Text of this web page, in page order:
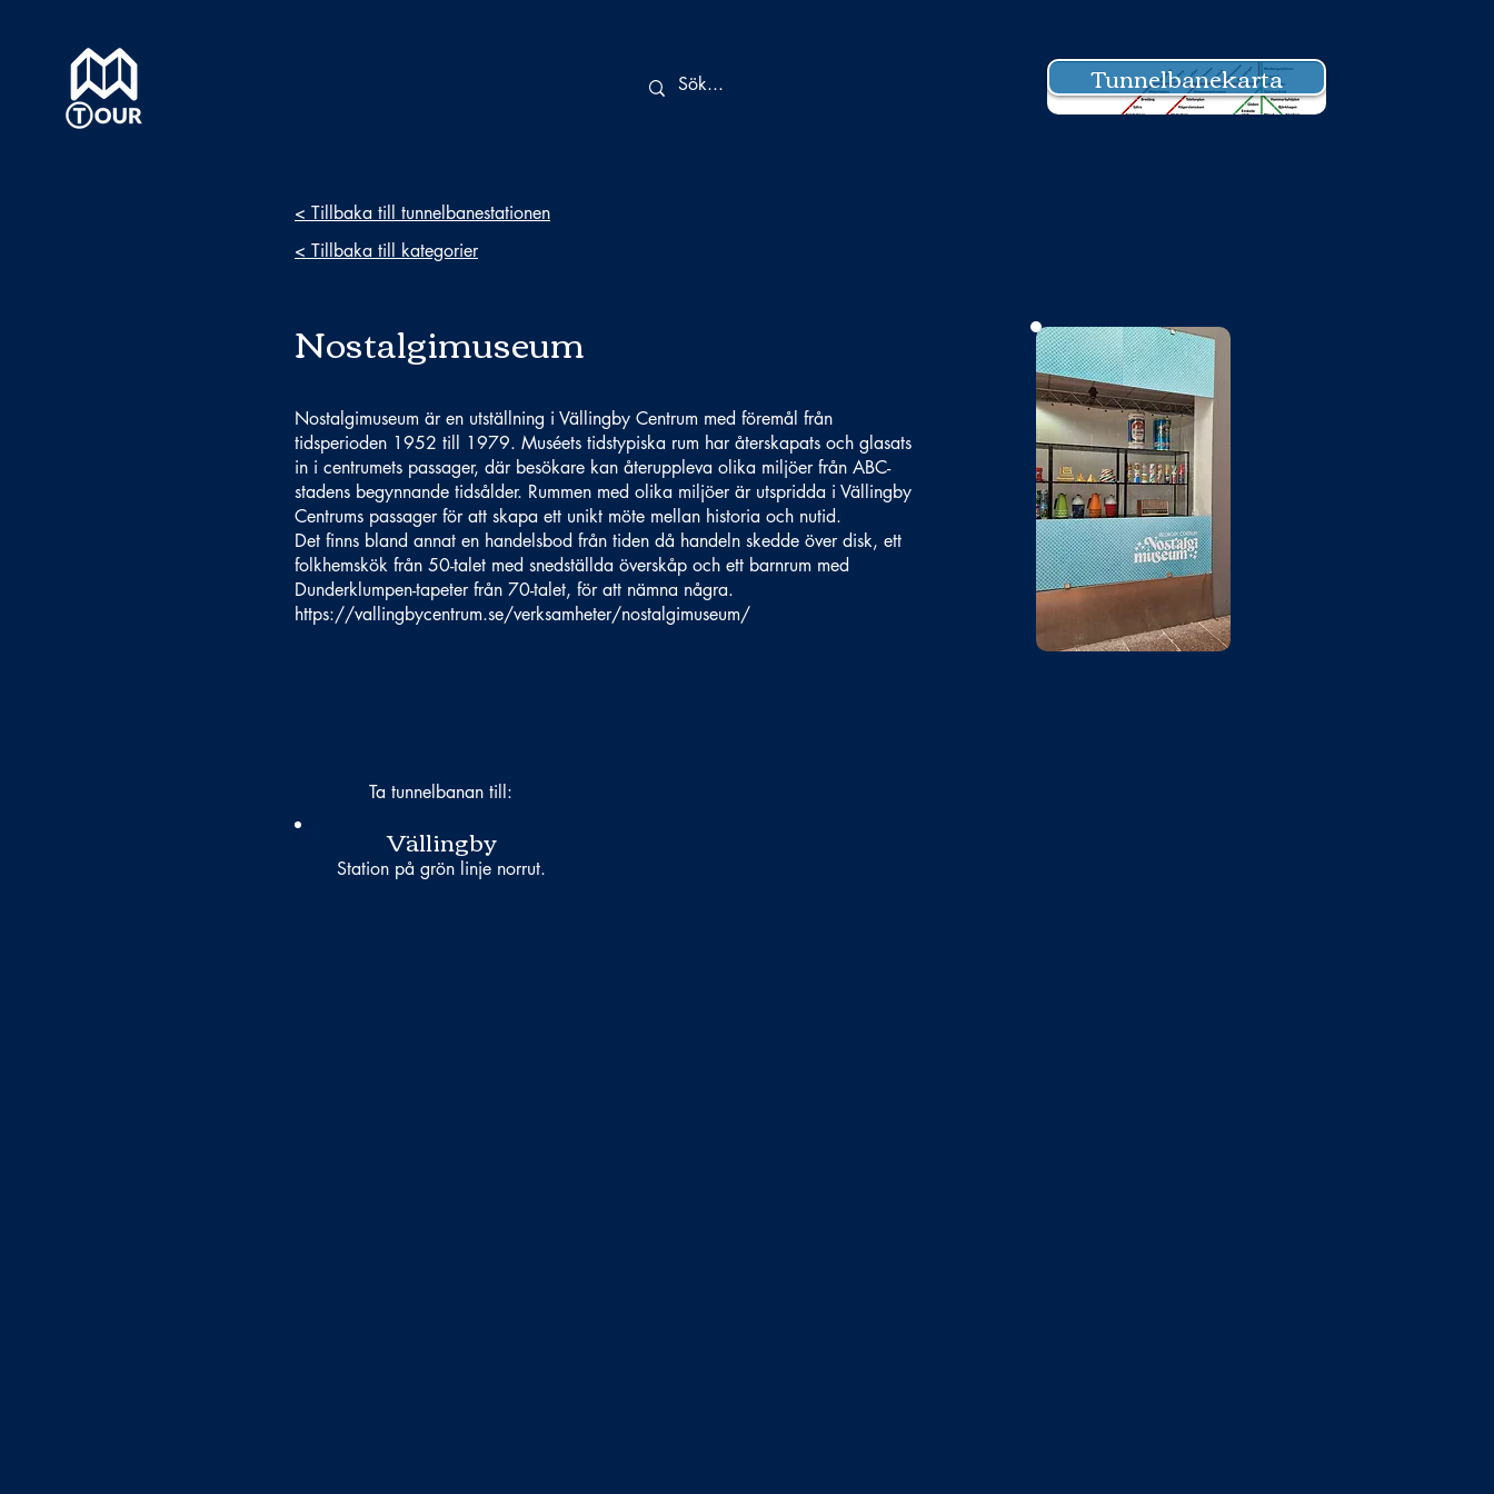
Tunnelbanekarta
< Tillbaka till tunnelbanestationen
< Tillbaka till kategorier
Nostalgimuseum
Nostalgimuseum är en utställning i Vällingby Centrum med föremål från
tidsperioden 1952 till 1979. Muséets tidstypiska rum har återskapats och glasats
in i centrumets passager, där besökare kan återuppleva olika miljöer från ABC-
stadens begynnande tidsålder. Rummen med olika miljöer är utspridda i Vällingby
Centrums passager för att skapa ett unikt möte mellan historia och nutid.
Det finns bland annat en handelsbod från tiden då handeln skedde över disk, ett
folkhemskök från 50-talet med snedställda överskåp och ett barnrum med
Dunderklumpen-tapeter från 70-talet, för att nämna några.
https://vallingbycentrum.se/verksamheter/nostalgimuseum/
Bild saknas
Ta tunnelbanan till:
Vällingby
Station på grön linje norrut.